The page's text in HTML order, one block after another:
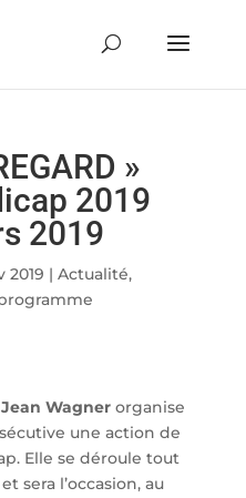
»
2019
2019
2019 | Actualité,
Wagnerorganise
une action de
Elle se déroule tout
sera l’occasion, au